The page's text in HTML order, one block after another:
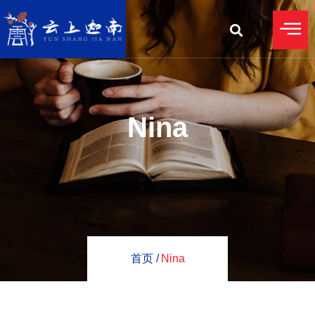
Nina
首页 / Nina